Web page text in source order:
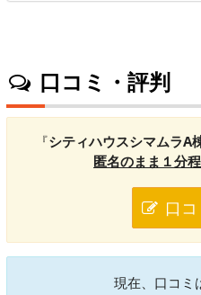
口コミ・評判
『シティハウスシマムラA
匿名のまま１分
口コ
現在、口コミ